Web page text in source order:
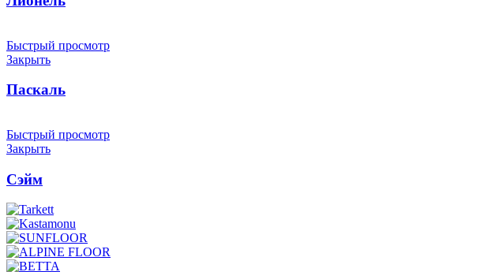
Быстрый просмотр
Закрыть
Паскаль
Быстрый просмотр
Закрыть
Сэйм